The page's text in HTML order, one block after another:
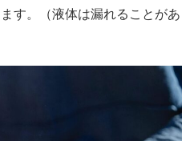
す。（液体は漏れることがあ